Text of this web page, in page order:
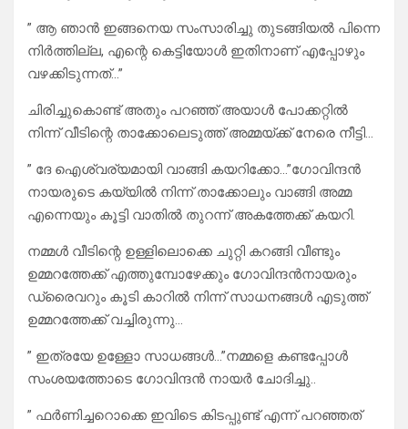
” ആ ഞാൻ ഇങ്ങനെയ സംസാരിച്ചു തുടങ്ങിയൽ പിന്നെ
നിർത്തില്ല, എന്റെ കെട്ടിയോൾ ഇതിനാണ് എപ്പോഴും
വഴക്കിടുന്നത്…”
ചിരിച്ചുകൊണ്ട് അതും പറഞ്ഞ് അയാൾ പോക്കറ്റിൽ
നിന്ന് വീടിന്റെ താക്കോലെടുത്ത് അമ്മയ്ക്ക് നേരെ നീട്ടി…
” ദേ ഐശ്വര്യമായി വാങ്ങി കയറിക്കോ…”ഗോവിന്ദൻ
നായരുടെ കയ്യിൽ നിന്ന് താക്കോലും വാങ്ങി അമ്മ
എന്നെയും കൂട്ടി വാതിൽ തുറന്ന് അകത്തേക്ക് കയറി.
നമ്മൾ വീടിന്റെ ഉള്ളിലൊക്കെ ചുറ്റി കറങ്ങി വീണ്ടും
ഉമ്മറത്തേക്ക് എത്തുമ്പോഴേക്കും ഗോവിന്ദൻനായരും
ഡ്രൈവറും കൂടി കാറിൽ നിന്ന് സാധനങ്ങൾ എടുത്ത്
ഉമ്മറത്തേക്ക് വച്ചിരുന്നു…
” ഇത്രയേ ഉള്ളോ സാധങ്ങൾ…”നമ്മളെ കണ്ടപ്പോൾ
സംശയത്തോടെ ഗോവിന്ദൻ നായർ ചോദിച്ചു..
” ഫർണിച്ചറൊക്കെ ഇവിടെ കിടപ്പുണ്ട് എന്ന് പറഞ്ഞത്